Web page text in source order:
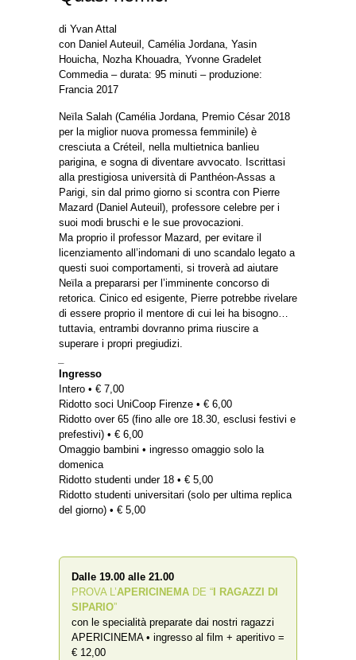
di Yvan Attal
con Daniel Auteuil, Camélia Jordana, Yasin
Houicha, Nozha Khouadra, Yvonne Gradelet
Commedia – durata: 95 minuti – produzione:
Francia 2017
Neïla Salah (Camélia Jordana, Premio César 2018
per la miglior nuova promessa femminile) è
cresciuta a Créteil, nella multietnica banlieu
parigina, e sogna di diventare avvocato. Iscrittasi
alla prestigiosa università di Panthéon-Assas a
Parigi, sin dal primo giorno si scontra con Pierre
Mazard (Daniel Auteuil), professore celebre per i
suoi modi bruschi e le sue provocazioni.
Ma proprio il professor Mazard, per evitare il
licenziamento all’indomani di uno scandalo legato a
questi suoi comportamenti, si troverà ad aiutare
Neïla a prepararsi per l’imminente concorso di
retorica. Cinico ed esigente, Pierre potrebbe rivelare
di essere proprio il mentore di cui lei ha bisogno…
tuttavia, entrambi dovranno prima riuscire a
superare i propri pregiudizi.
Ingresso
Intero • € 7,00
Ridotto soci UniCoop Firenze • € 6,00
Ridotto over 65 (fino alle ore 18.30, esclusi festivi e
prefestivi) • € 6,00
Omaggio bambini • ingresso omaggio solo la
domenica
Ridotto studenti under 18 • € 5,00
Ridotto studenti universitari (solo per ultima replica
del giorno) • € 5,00
Dalle 19.00 alle 21.00
PROVA L’APERICINEMA DE “ I RAGAZZI DI
SIPARIO”
con le specialità preparate dai nostri ragazzi
APERICINEMA • ingresso al film + aperitivo =
€ 12,00